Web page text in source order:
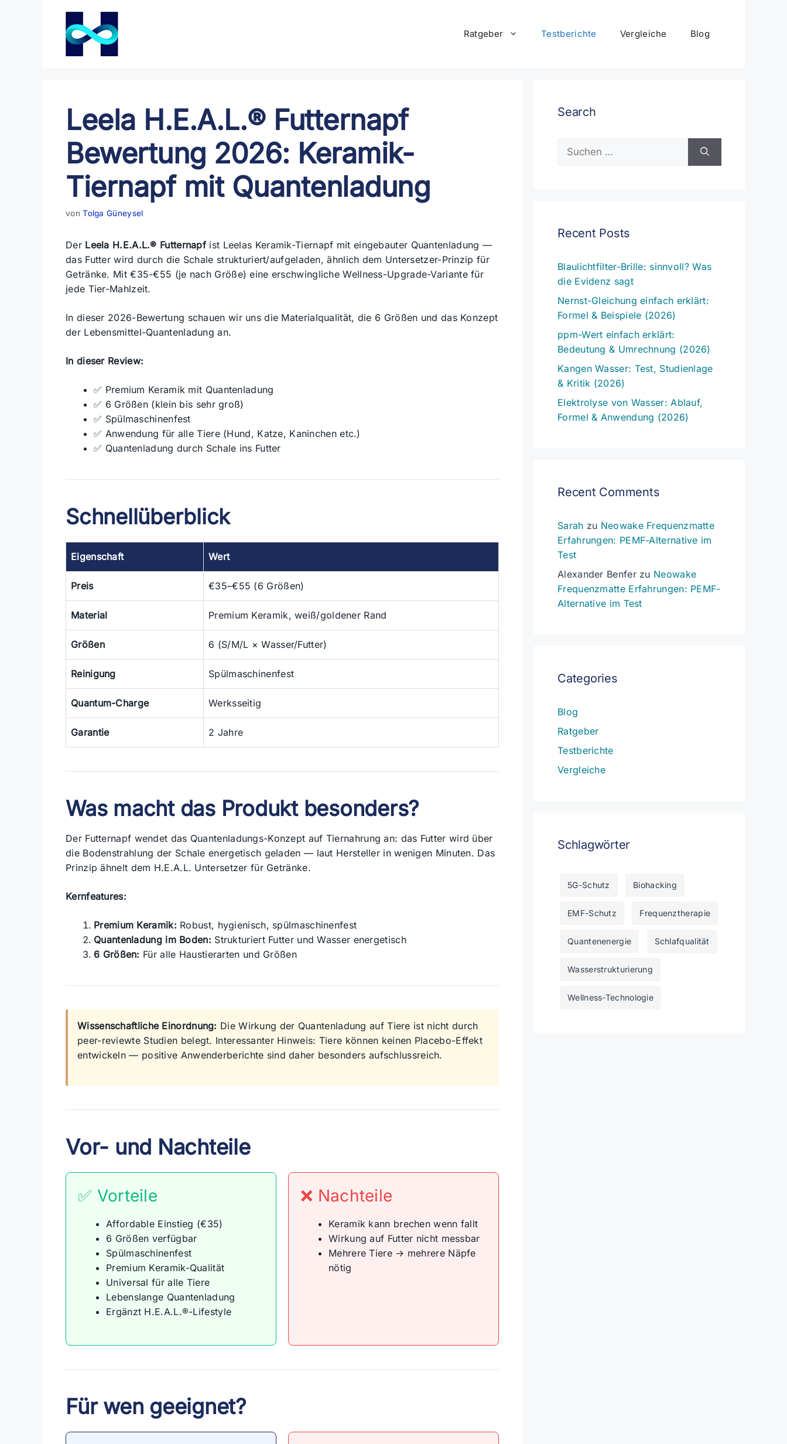
Ratgeber Testberichte Vergleiche Blog
Leela H.E.A.L.® Futternapf
Bewertung 2026: Keramik-
Tiernapf mit Quantenladung
vonTolga Güneysel
Der Leela H.E.A.L.® Futternapfist Leelas Keramik-Tiernapf mit eingebauter Quantenladung —
das Futter wird durch die Schale strukturiert/aufgeladen, ähnlich dem Untersetzer-Prinzip für
Getränke. Mit €35-€55 (je nach Größe) eine erschwingliche Wellness-Upgrade-Variante für
jede Tier-Mahlzeit.
In dieser 2026-Bewertung schauen wir uns die Materialqualität, die 6 Größen und das Konzept
der Lebensmittel-Quantenladung an.
In dieser Review:
✅ Premium Keramik mit Quantenladung
✅ 6 Größen (klein bis sehr groß)
✅ Spülmaschinenfest
✅ Anwendung für alle Tiere (Hund, Katze, Kaninchen etc.)
✅ Quantenladung durch Schale ins Futter
Schnellüberblick
Eigenschaft Wert
Preis €35–€55 (6 Größen)
Material Premium Keramik, weiß/goldener Rand
Größen 6 (S/M/L × Wasser/Futter)
Reinigung Spülmaschinenfest
Quantum-Charge Werksseitig
Garantie 2 Jahre
Was macht das Produkt besonders?
Der Futternapf wendet das Quantenladungs-Konzept auf Tiernahrung an: das Futter wird über
die Bodenstrahlung der Schale energetisch geladen — laut Hersteller in wenigen Minuten. Das
Prinzip ähnelt dem H.E.A.L. Untersetzer für Getränke.
Kernfeatures:
Premium Keramik: Robust, hygienisch, spülmaschinenfest
Quantenladung im Boden: Strukturiert Futter und Wasser energetisch
6 Größen: Für alle Haustierarten und Größen
Wissenschaftliche Einordnung: Die Wirkung der Quantenladung auf Tiere ist nicht durch
peer-reviewte Studien belegt. Interessanter Hinweis: Tiere können keinen Placebo-Effekt
entwickeln — positive Anwenderberichte sind daher besonders aufschlussreich.
Vor- und Nachteile
✅ Vorteile
Affordable Einstieg (€35)
6 Größen verfügbar
Spülmaschinenfest
Premium Keramik-Qualität
Universal für alle Tiere
Lebenslange Quantenladung
Ergänzt H.E.A.L.®-Lifestyle
❌ Nachteile
Keramik kann brechen wenn fallt
Wirkung auf Futter nicht messbar
Mehrere Tiere → mehrere Näpfe
nötig
Für wen geeignet?
Search
Suchen
nach:
Recent Posts
Blaulichtfilter-Brille: sinnvoll? Was
die Evidenz sagt
Nernst-Gleichung einfach erklärt:
Formel & Beispiele (2026)
ppm-Wert einfach erklärt:
Bedeutung & Umrechnung (2026)
Kangen Wasser: Test, Studienlage
& Kritik (2026)
Elektrolyse von Wasser: Ablauf,
Formel & Anwendung (2026)
Recent Comments
Sarah zu Neowake Frequenzmatte
Erfahrungen: PEMF-Alternative im
Test
Alexander Benferzu Neowake
Frequenzmatte Erfahrungen: PEMF-
Alternative im Test
Categories
Blog
Ratgeber
Testberichte
Vergleiche
Schlagwörter
5G-Schutz Biohacking
EMF-Schutz Frequenztherapie
Quantenenergie Schlafqualität
Wasserstrukturierung
Wellness-Technologie